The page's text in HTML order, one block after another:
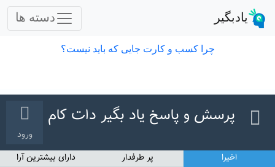
ورود
پرسش و پاسخ یاد بگیر دات کام
اخیرا پر طرفدار
دارای بیشترین آرا